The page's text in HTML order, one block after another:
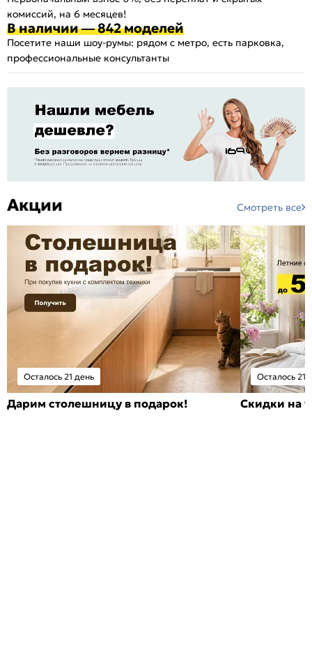
комиссий, на 6 месяцев!
В наличии — 842 моделей
Посетите наши шоу-румы: рядом с метро, есть парковка,
профессиональные консультанты
Акции Смотреть все
Осталось 21 день
Дарим столешницу в подарок!
Осталось 21
Скидки на